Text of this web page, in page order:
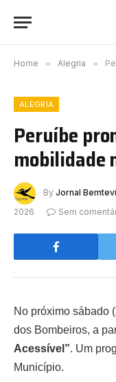
Home » Alegria »
ALEGRIA
Peruíbe
mobilidade
By Jornal Bemtevi
2026
Sem
No próximo sábado
dos Bombeiros, a
Acessível”. Um
Município.